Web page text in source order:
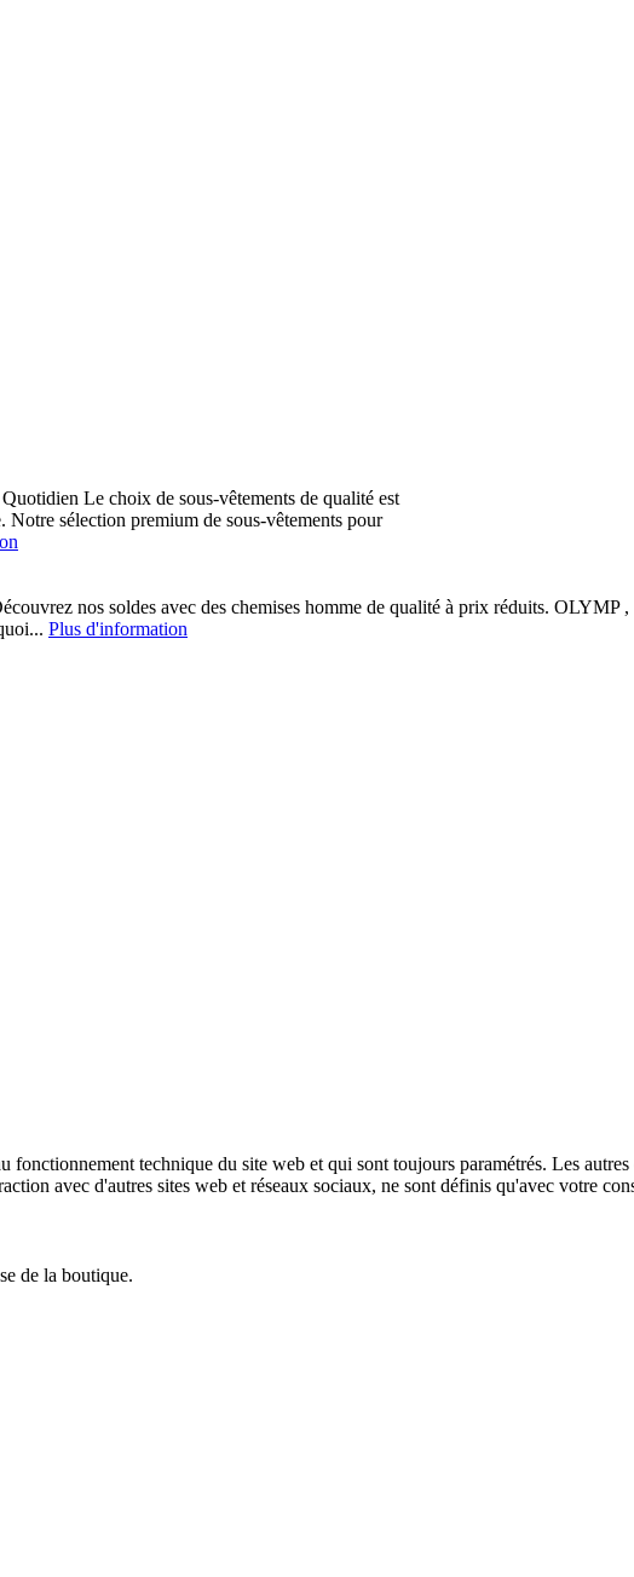
Le choix de sous-vêtements de qualité est
sélection premium de sous-vêtements pour
nos soldes avec des chemises homme de qualité à prix réduits.
Plus d'information
fonctionnement technique du site web et qui sont toujours paramétrés. Les
avec d'autres sites web et réseaux sociaux, ne sont définis qu'avec votre
de la boutique.